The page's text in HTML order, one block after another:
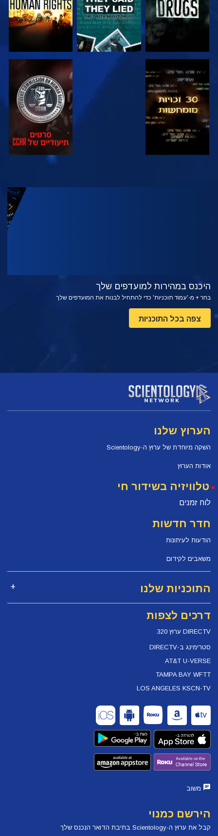
צפה צפה
בדוק את הסדרה
היכנס במהירות למועדפים שלך
בחר + מ-'עמוד תוכניות' כדי להתחיל לבנות את המועדפים שלך
צפה בכל התוכניות
הערוץ שלנו
השקה מיוחדת של ערוץ ה-Scientology
אודות הערוץ
טלוויזיה בשידור חי
לוח זמנים
חדר חדשות
הודעות לעיתונות
משאבים לקידום
התוכניות שלנו
דרכים לצפות
DIRECTV ערוץ 320
סטרימינג ב-DIRECTV
AT&T U-VERSE
TAMPA BAY WFTT
LOS ANGELES KSCN-TV
משוב
הירשם כמנוי
קבל את ערוץ ה-Scientology בתיבת הדואר הנכנס שלך